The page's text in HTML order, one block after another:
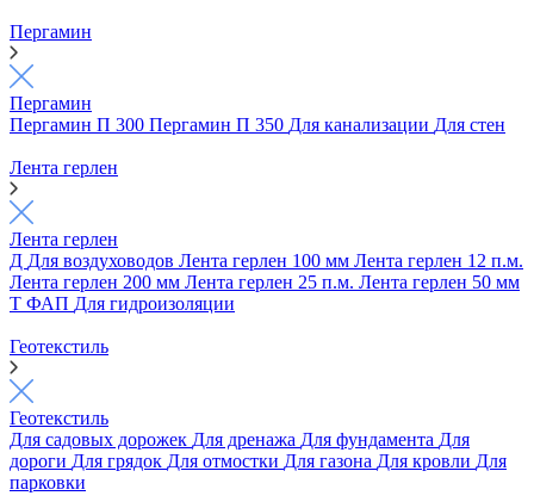
Пергамин
Пергамин
Пергамин П 300 Пергамин П 350 Для канализации Для стен
Лента герлен
Лента герлен
Д Для воздуховодов Лента герлен 100 мм Лента герлен 12 п.м.
Лента герлен 200 мм Лента герлен 25 п.м. Лента герлен 50 мм
Т ФАП Для гидроизоляции
Геотекстиль
Геотекстиль
Для садовых дорожек Для дренажа Для фундамента Для
дороги Для грядок Для отмостки Для газона Для кровли Для
парковки